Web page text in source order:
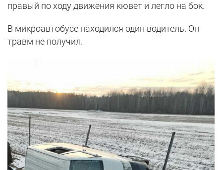
правый по ходу движения кювет и легло на бок.
В микроавтобусе находился один водитель. Он
травм не получил.